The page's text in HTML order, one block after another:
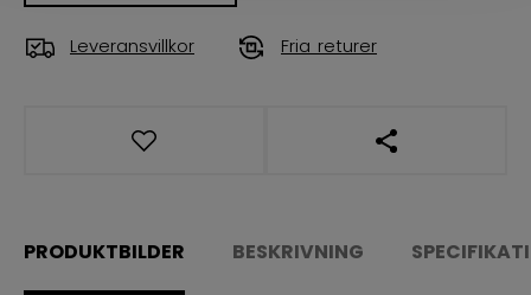
Leveransvillkor Fria returer
ÖPPNA
PRODUKTBILDER BESKRIVNING